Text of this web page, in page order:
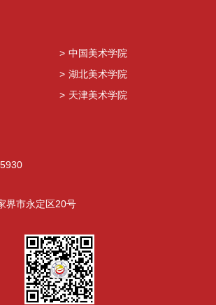
> 中国美术学院
> 湖北美术学院
> 天津美术学院
界市永定区20号